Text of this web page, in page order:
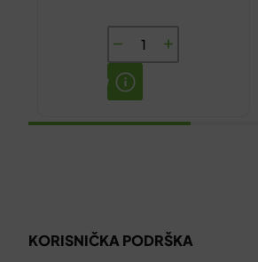
YASENKA
VITAMIN
CODE
IMUNO
KORISNIČKA PODRŠKA